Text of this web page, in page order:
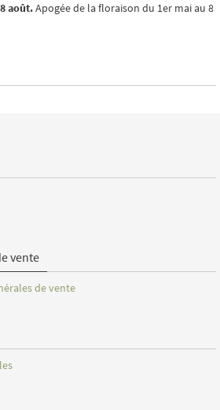
août.Apogée de la floraison du 1er mai au 8
vente
de vente